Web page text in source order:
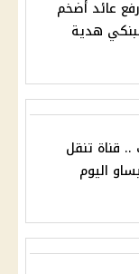
عائد أضخم
هدية
.. قناة تنقل
اليوم